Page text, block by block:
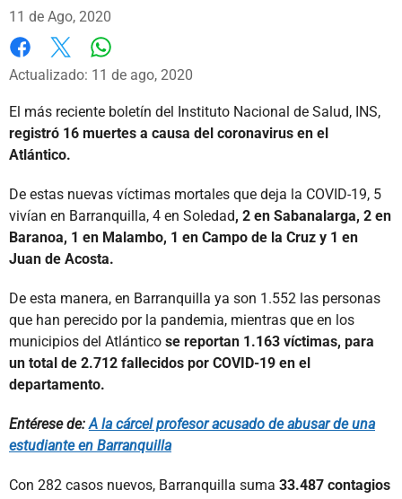
11 de Ago, 2020
Facebook
X
Actualizado: 11 de ago, 2020
El más reciente boletín del Instituto Nacional de Salud, INS,
registró 16 muertes a causa del coronavirus en el
Atlántico.
De estas nuevas víctimas mortales que deja la COVID-19, 5
vivían en Barranquilla, 4 en Soledad, 2 en Sabanalarga, 2 en
Baranoa, 1 en Malambo, 1 en Campo de la Cruz y 1 en
Juan de Acosta.
De esta manera, en Barranquilla ya son 1.552 las personas
que han perecido por la pandemia, mientras que en los
municipios del Atlántico se reportan 1.163 víctimas, para
un total de 2.712 fallecidos por COVID-19 en el
departamento.
Entérese de:A la cárcel profesor acusado de abusar de una
estudiante en Barranquilla
Con 282 casos nuevos, Barranquilla suma 33.487 contagios